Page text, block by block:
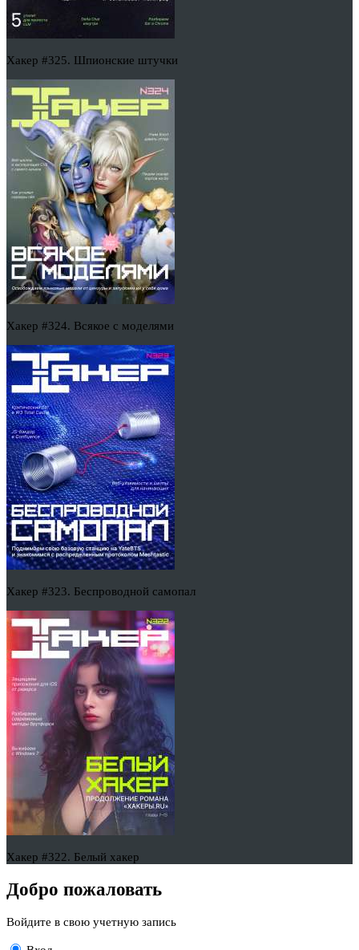
Хакер #325. Шпионские штучки
Хакер #324. Всякое с моделями
Хакер #323. Беспроводной самопал
Хакер #322. Белый хакер
Добро пожаловать
Войдите в свою учетную запись